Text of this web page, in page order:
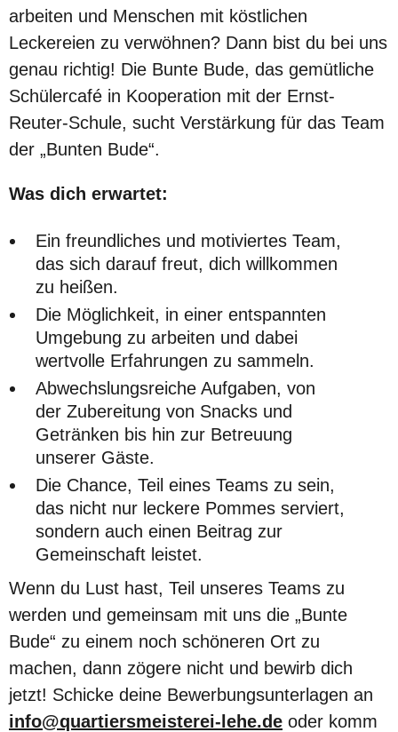
arbeiten und Menschen mit köstlichen
Leckereien zu verwöhnen? Dann bist du bei uns
genau richtig! Die Bunte Bude, das gemütliche
Schülercafé in Kooperation mit der Ernst-
Reuter-Schule, sucht Verstärkung für das Team
der „Bunten Bude“.
Was dich erwartet:
Ein freundliches und motiviertes Team,
das sich darauf freut, dich willkommen
zu heißen.
Die Möglichkeit, in einer entspannten
Umgebung zu arbeiten und dabei
wertvolle Erfahrungen zu sammeln.
Abwechslungsreiche Aufgaben, von
der Zubereitung von Snacks und
Getränken bis hin zur Betreuung
unserer Gäste.
Die Chance, Teil eines Teams zu sein,
das nicht nur leckere Pommes serviert,
sondern auch einen Beitrag zur
Gemeinschaft leistet.
Wenn du Lust hast, Teil unseres Teams zu
werden und gemeinsam mit uns die „Bunte
Bude“ zu einem noch schöneren Ort zu
machen, dann zögere nicht und bewirb dich
jetzt! Schicke deine Bewerbungsunterlagen an
info@quartiersmeisterei-lehe.de oder komm